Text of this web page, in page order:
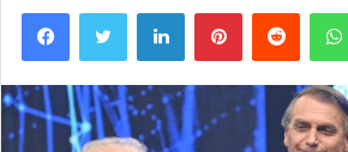
mail
FacebookTwitter LinkedinPinterestReddit